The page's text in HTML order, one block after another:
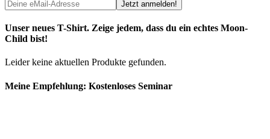
Unser neues T-Shirt. Zeige jedem, dass du ein echtes Moon-
Child bist!
Leider keine aktuellen Produkte gefunden.
Meine Empfehlung: Kostenloses Seminar